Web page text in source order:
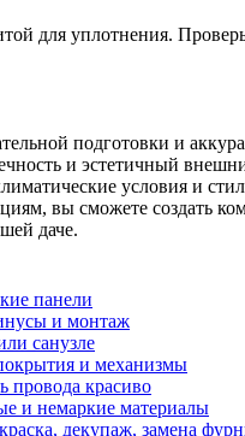
для уплотнения.
подготовки и
и эстетичный
условия и
вы сможете создать
даче.
панели
и монтаж
санузле
и механизмы
провода красиво
и немаркие материалы
декупаж, замена